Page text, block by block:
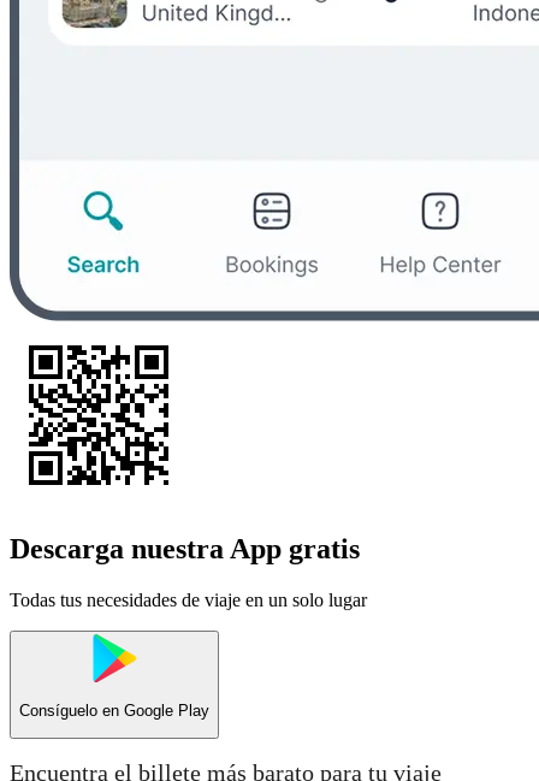
Descarga nuestra App gratis
Todas tus necesidades de viaje en un solo lugar
Consíguelo en Google Play
Encuentra el billete más barato para tu viaje